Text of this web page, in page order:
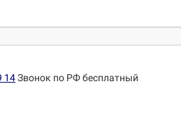
14Звонок по РФ бесплатный